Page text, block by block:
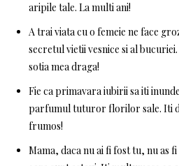
aripile tale. La multi ani!
A trai viata cu o femeie ne face
secretul vietii vesnice si al
sotia mea draga!
Fie ca primavara iubirii sa iti
parfumul tuturor florilor sale. Iti
frumos!
Mama, daca nu ai fi fost tu, nu as